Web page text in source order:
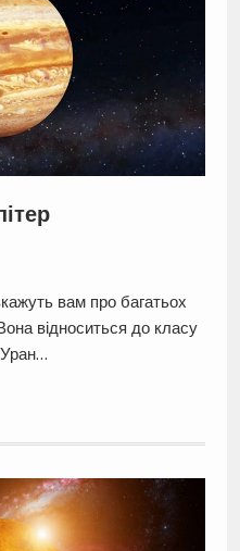
вам про багатьох
відноситься до класу
Уран…